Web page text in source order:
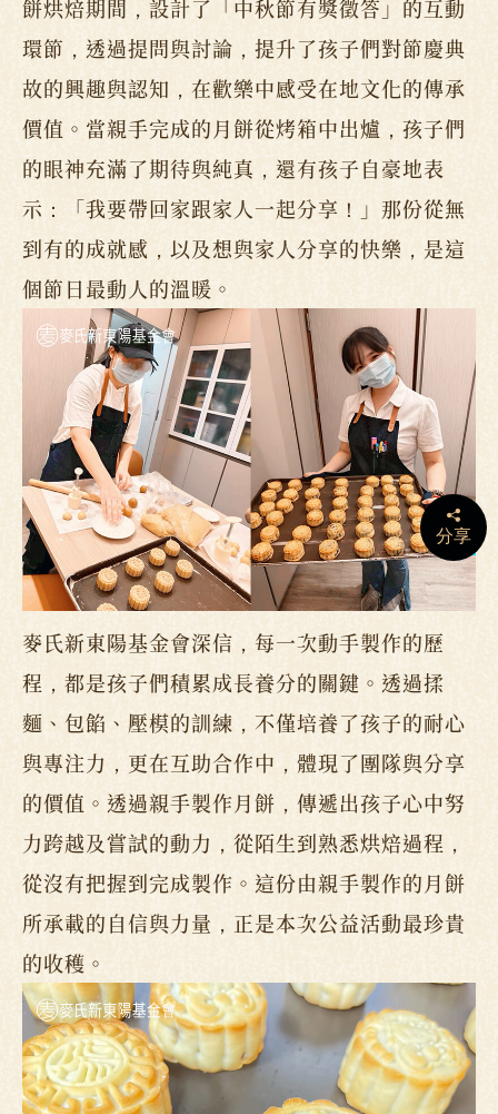
分享
餅烘焙期間，設計了「中秋節有獎徵答」的互動
環節，透過提問與討論，提升了孩子們對節慶典
故的興趣與認知，在歡樂中感受在地文化的傳承
價值。當親手完成的月餅從烤箱中出爐，孩子們
的眼神充滿了期待與純真，還有孩子自豪地表
示：「我要帶回家跟家人一起分享！」那份從無
到有的成就感，以及想與家人分享的快樂，是這
個節日最動人的溫暖。
麥氏新東陽基金會深信，每一次動手製作的歷
程，都是孩子們積累成長養分的關鍵。透過揉
麵、包餡、壓模的訓練，不僅培養了孩子的耐心
與專注力，更在互助合作中，體現了團隊與分享
的價值。透過親手製作月餅，傳遞出孩子心中努
力跨越及嘗試的動力，從陌生到熟悉烘焙過程，
從沒有把握到完成製作。這份由親手製作的月餅
所承載的自信與力量，正是本次公益活動最珍貴
的收穫。